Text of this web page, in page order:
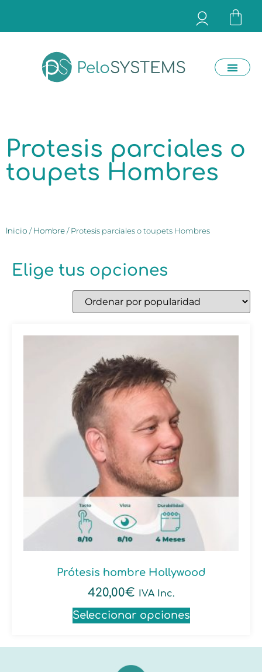
Protesis parciales o
toupets Hombres
Inicio / Hombre / Protesis parciales o toupets Hombres
Elige tus opciones
Prótesis hombre Hollywood
420,00€ IVA Inc.
Seleccionar opciones